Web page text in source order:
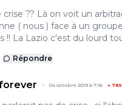
crise ?? Là on voit un
( nous ) face à un
!! La Lazio c'est du lourd
Répondre
04 octobre 2019 à 7:16 + 789